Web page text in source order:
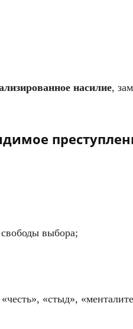
насилие,
выбора;
«стыд»,